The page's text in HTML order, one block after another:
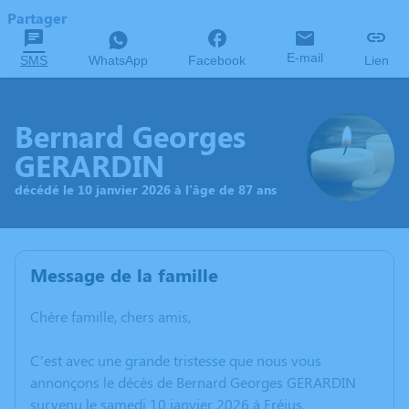
Partager
SMS WhatsApp Facebook E-mail Lien
Bernard Georges
GERARDIN
décédé le 10 janvier 2026 à l'âge de 87 ans
Message de la famille
Chère famille, chers amis,
C’est avec une grande tristesse que nous vous
annonçons le décès de Bernard Georges GERARDIN
survenu le samedi 10 janvier 2026 à Fréjus.